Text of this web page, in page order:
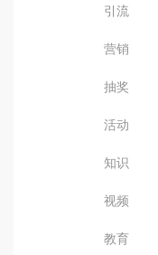
引流
营销
抽奖
活动
知识
视频
教育